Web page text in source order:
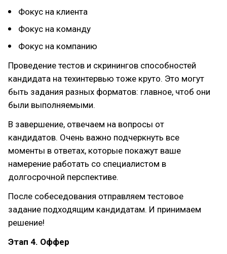
Фокус на клиента
Фокус на команду
Фокус на компанию
Проведение тестов и скринингов способностей
кандидата на техинтервью тоже круто. Это могут
быть задания разных форматов: главное, чтоб они
были выполняемыми.
В завершение, отвечаем на вопросы от
кандидатов. Очень важно подчеркнуть все
моменты в ответах, которые покажут ваше
намерение работать со специалистом в
долгосрочной перспективе.
После собеседования отправляем тестовое
задание подходящим кандидатам. И принимаем
решение!
Этап 4. Оффер